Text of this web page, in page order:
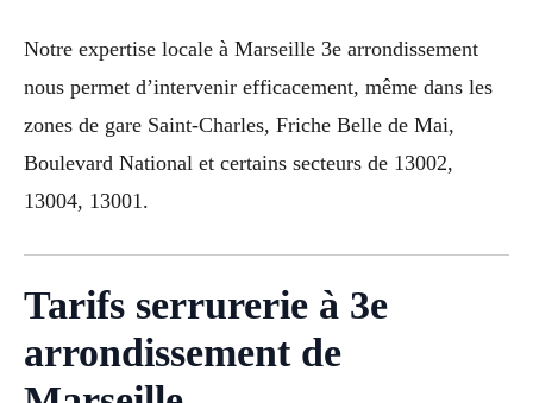
Notre expertise locale à Marseille 3e arrondissement
nous permet d’intervenir efficacement, même dans les
zones de gare Saint-Charles, Friche Belle de Mai,
Boulevard National et certains secteurs de 13002,
13004, 13001.
Tarifs serrurerie à 3e
arrondissement de